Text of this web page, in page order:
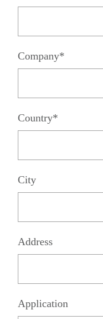
Company*
Country*
City
Address
Application